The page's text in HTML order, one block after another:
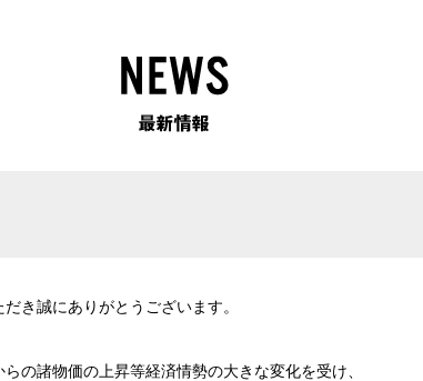
き誠にありがとうございます。
の諸物価の上昇等経済情勢の大きな変化を受け、